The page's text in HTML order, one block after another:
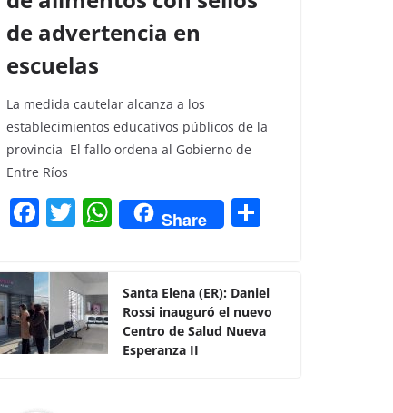
de advertencia en
escuelas
La medida cautelar alcanza a los
establecimientos educativos públicos de la
provincia El fallo ordena al Gobierno de
Entre Ríos
F
c
e
b
o
T
itt
er
W
h
s
A
p
Share
p
ar
Santa Elena (ER): Daniel
Rossi inauguró el nuevo
Centro de Salud Nueva
Esperanza II